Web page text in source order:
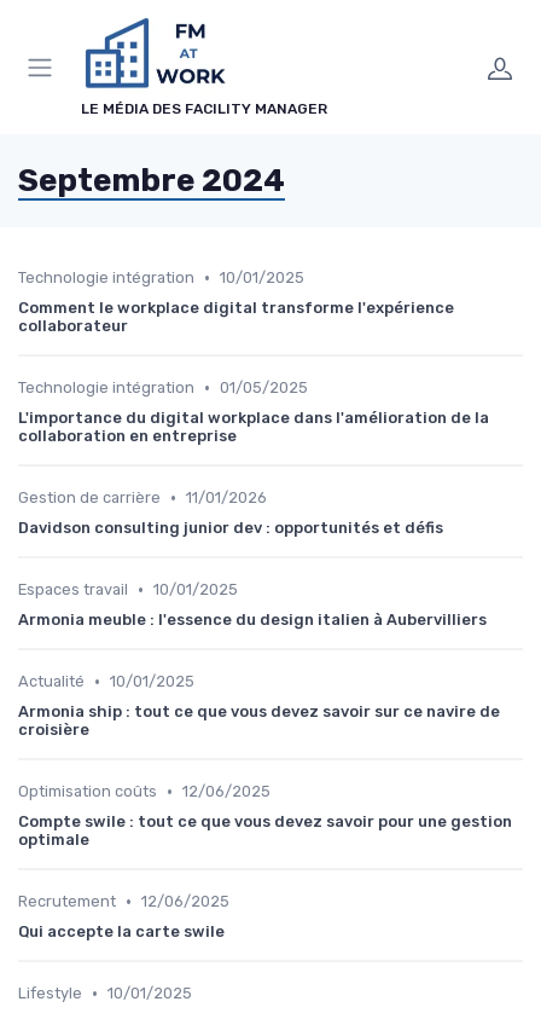
LE MÉDIA DES FACILITY MANAGER
Septembre 2024
Technologie intégration • 10/01/2025
Comment le workplace digital transforme l'expérience
collaborateur
Technologie intégration • 01/05/2025
L'importance du digital workplace dans l'amélioration de la
collaboration en entreprise
Gestion de carrière • 11/01/2026
Davidson consulting junior dev : opportunités et défis
Espaces travail • 10/01/2025
Armonia meuble : l'essence du design italien à Aubervilliers
Actualité • 10/01/2025
Armonia ship : tout ce que vous devez savoir sur ce navire de
croisière
Optimisation coûts • 12/06/2025
Compte swile : tout ce que vous devez savoir pour une gestion
optimale
Recrutement • 12/06/2025
Qui accepte la carte swile
Lifestyle • 10/01/2025
Panneau de gestion des cookies